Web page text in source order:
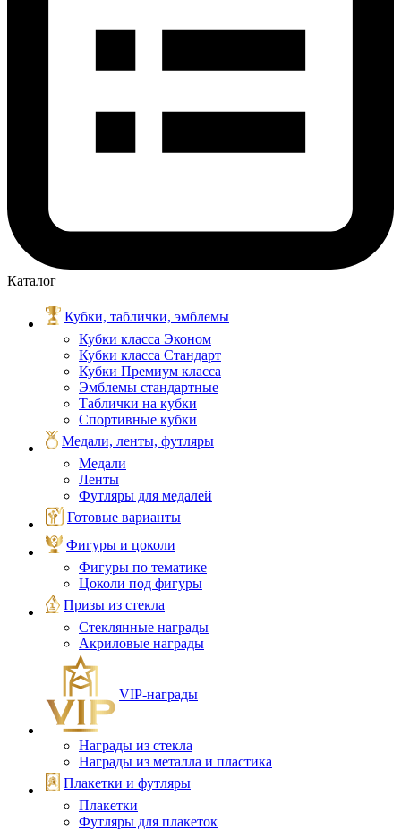
Каталог
Кубки, таблички, эмблемы
Кубки класса Эконом
Кубки класса Стандарт
Кубки Премиум класса
Эмблемы стандартные
Таблички на кубки
Спортивные кубки
Медали, ленты, футляры
Медали
Ленты
Футляры для медалей
Готовые варианты
Фигуры и цоколи
Фигуры по тематике
Цоколи под фигуры
Призы из стекла
Стеклянные награды
Акриловые награды
VIP‑награды
Награды из стекла
Награды из металла и пластика
Плакетки и футляры
Плакетки
Футляры для плакеток